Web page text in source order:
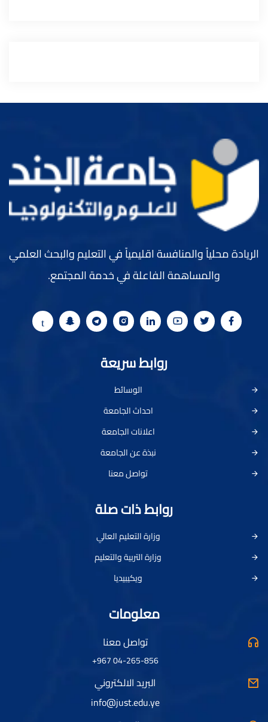
الريادة محلياً والمنافسة اقليمياً في التعليم والبحث العلمي
والمساهمة الفاعلة في خدمة المجتمع.
روابط سريعة
الوسائط
احداث الجامعة
اعلانات الجامعة
نبذة عن الجامعة
تواصل معنا
روابط ذات صلة
وزارة التعليم العالي
وزارة التربية والتعليم
ويكيبيديا
معلومات
تواصل معنا
04-265-856 967+
البريد الالكتروني
info@just.edu.ye